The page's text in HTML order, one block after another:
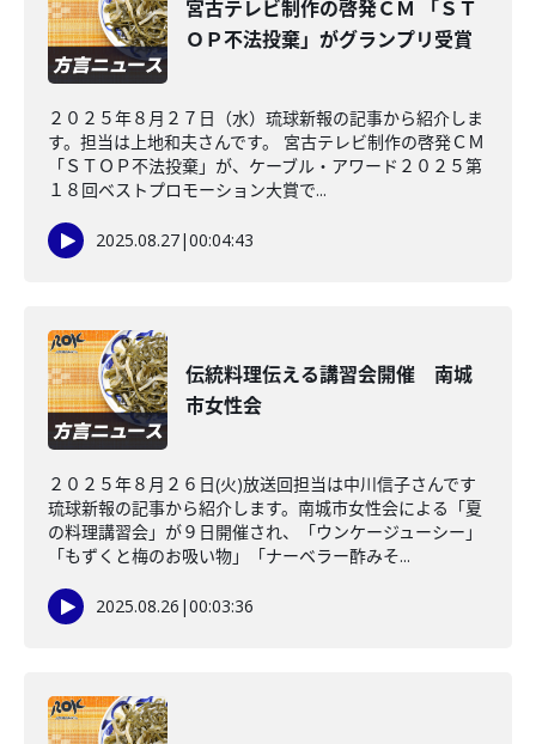
宮古テレビ制作の啓発ＣＭ 「ＳＴ
ＯＰ不法投棄」がグランプリ受賞
２０２５年８月２７日（水）琉球新報の記事から紹介しま
す。担当は上地和夫さんです。 宮古テレビ制作の啓発ＣＭ
「ＳＴＯＰ不法投棄」が、ケーブル・アワード２０２５第
１８回ベストプロモーション大賞で...
2025.08.27|00:04:43
伝統料理伝える講習会開催 南城
市女性会
２０２５年８月２６日(火)放送回担当は中川信子さんです
琉球新報の記事から紹介します。南城市女性会による「夏
の料理講習会」が９日開催され、「ウンケージューシー」
「もずくと梅のお吸い物」「ナーベラー酢みそ...
2025.08.26 |00:03:36